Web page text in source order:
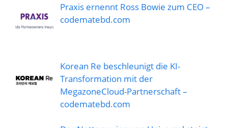
Praxis ernennt Ross Bowie zum CEO –
codematebd.com
Korean Re beschleunigt die KI-
Transformation mit der
MegazoneCloud-Partnerschaft –
codematebd.com